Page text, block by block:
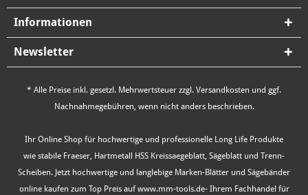
Informationen
Newsletter
* Alle Preise inkl. gesetzl. Mehrwertsteuer zzgl. Versandkosten und ggf.
Nachnahmegebühren, wenn nicht anders beschrieben.
Ihr Online Shop für hochwertige und professionelle Long Life Produkte
wie stabile Fraeser, Hartmetall HSS Kreissaegeblatt, Sägeblatt und Trenn-
Scheiben. Jetzt hochwertige und langlebige Marken-Blätter und Sägebänder
online kaufen zum Top Preis auf www.mm-tools.de- Ihrem Fachhandel für